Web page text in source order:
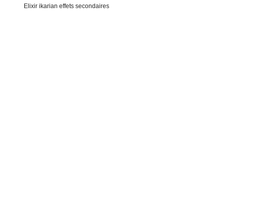
Elixir ikarian effets secondaires